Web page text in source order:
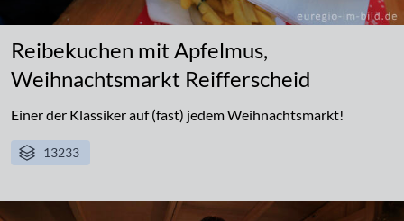
Reibekuchen mit Apfelmus,
Weihnachtsmarkt Reifferscheid
Einer der Klassiker auf (fast) jedem Weihnachtsmarkt!
13233